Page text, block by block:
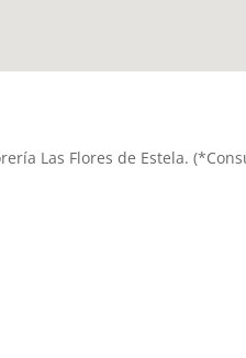
Las Flores de Estela.